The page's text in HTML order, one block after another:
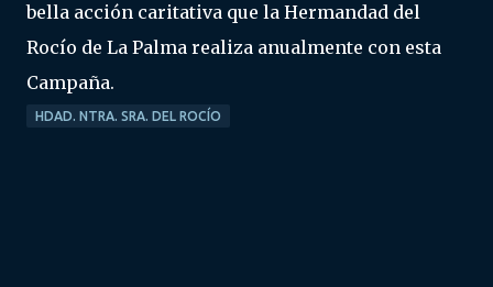
bella acción caritativa que la Hermandad del
Rocío de La Palma realiza anualmente con esta
Campaña.
HDAD. NTRA. SRA. DEL ROCÍO